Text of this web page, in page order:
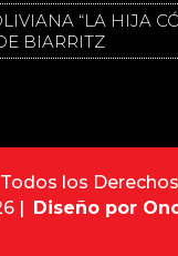
“LA HIJA
BIARRITZ
Todos los
| Diseño por